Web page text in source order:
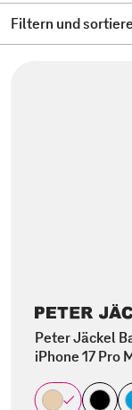
Filtern und
Peter Jäckel
iPhone 17 Pro